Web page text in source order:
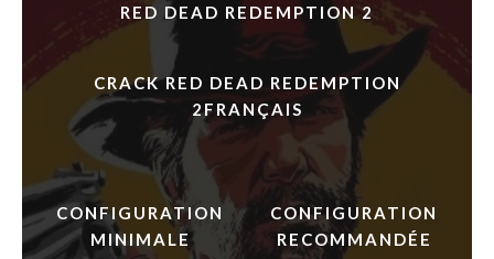
RED DEAD REDEMPTION 2
CRACK RED DEAD REDEMPTION
2FRANÇAIS
CONFIGURATION
MINIMALE
CONFIGURATION
RECOMMANDÉE